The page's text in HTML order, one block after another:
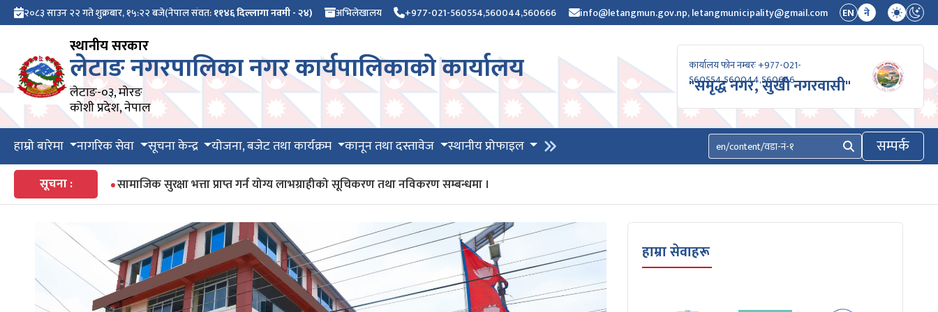
२०८३ साउन २२ गते शुक्रबार, १५:२२ बजे(नेपाल संवत:११४६ दिल्लागा नवमी - २४) अभिलेखालय +977-021-560554,560044,560666 info@letangmun.gov.np, letangmunicipality@gmail.com EN ने
स्थानीय सरकार
लेटाङ नगरपालिका नगर कार्यपालिकाको कार्यालय
लेटाङ-०३, मोरङ
कोशी प्रदेश, नेपाल
कार्यालय फोन नम्बरः +977-021-
560554,560044,560666
"समृद्ध नगर, सुखी नगरवासी"
हाम्रो बारेमा नागरिक सेवा सूचना केन्द्र योजना, बजेट तथा कार्यक्रम कानून तथा दस्तावेज स्थानीय प्रोफाइल खोज्नुहोस् सम्पर्क
सूचना : सामाजिक सुरक्षा भत्ता प्राप्त गर्न योग्य लाभग्राहीको सूचिकरण तथा नविकरण सम्बन्धमा ।
हाम्रा सेवाहरू